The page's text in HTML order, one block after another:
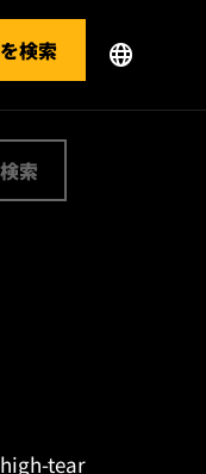
検索
検索
tear